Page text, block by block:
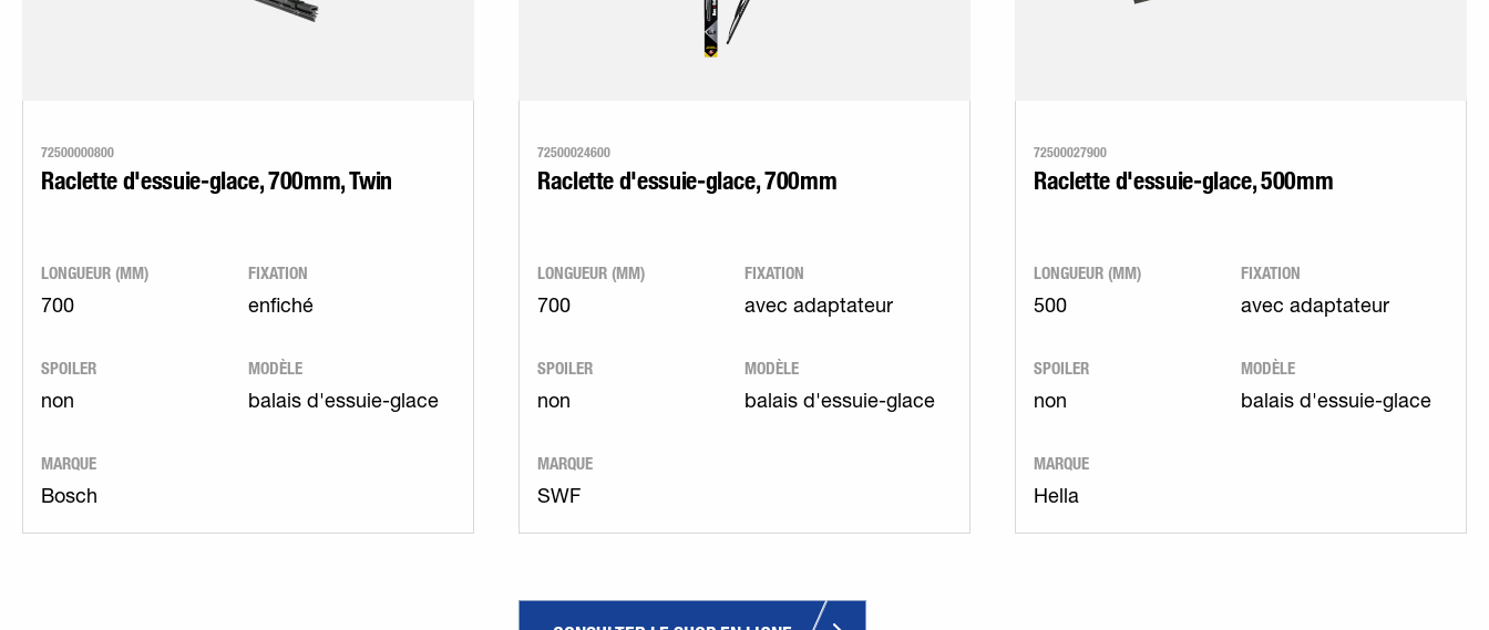
72500000800
Raclette d'essuie-glace, 700mm, Twin
LONGUEUR (MM)
700
FIXATION
enfiché
SPOILER
non
MODÈLE
balais d'essuie-glace
MARQUE
Bosch
72500024600
Raclette d'essuie-glace, 700mm
LONGUEUR (MM)
700
FIXATION
avec adaptateur
SPOILER
non
MODÈLE
balais d'essuie-glace
MARQUE
SWF
72500027900
Raclette d'essuie-glace, 500mm
LONGUEUR (MM)
500
FIXATION
avec adaptateur
SPOILER
non
MODÈLE
balais d'essuie-glace
MARQUE
Hella